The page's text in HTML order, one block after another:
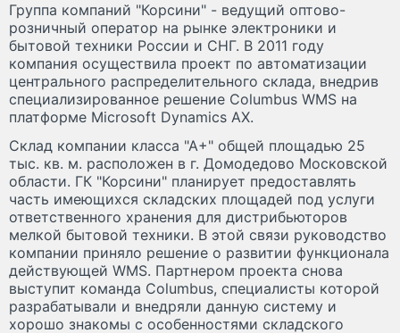
Группа компаний "Корсини" - ведущий оптово-
розничный оператор на рынке электроники и
бытовой техники России и СНГ. В 2011 году
компания осуществила проект по автоматизации
центрального распределительного склада, внедрив
специализированное решение Columbus WMS на
платформе Microsoft Dynamics AX.
Склад компании класса "А+" общей площадью 25
тыс. кв. м. расположен в г. Домодедово Московской
области. ГК "Корсини" планирует предоставлять
часть имеющихся складских площадей под услуги
ответственного хранения для дистрибьюторов
мелкой бытовой техники. В этой связи руководство
компании приняло решение о развитии функционала
действующей WMS. Партнером проекта снова
выступит команда Columbus, специалисты которой
разрабатывали и внедряли данную систему и
хорошо знакомы с особенностями складского